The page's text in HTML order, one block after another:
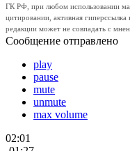
ГК РФ, при любом использовании
цитировании, активная
редакции может не совпадать с
Сообщение отправлено
play
pause
mute
unmute
max volume
02:01